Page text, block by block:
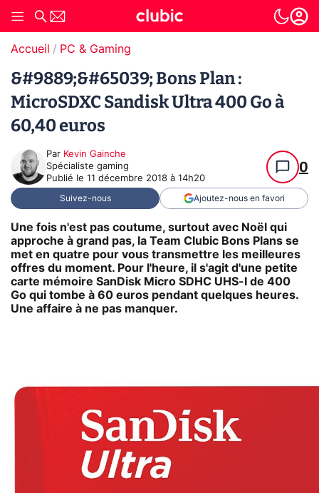
Accueil PC & Gaming
&#9889;&#65039; Bons Plan :
MicroSDXC Sandisk Ultra 400 Go à
60,40 euros
Par Kevin Gainche
Spécialiste gaming
Publié le 11 décembre 2018 à 14h20
0
Suivez-nous Ajoutez-nous en favori
Une fois n'est pas coutume, surtout avec Noël qui
approche à grand pas, la Team Clubic Bons Plans se
met en quatre pour vous transmettre les meilleures
offres du moment. Pour l'heure, il s'agit d'une petite
carte mémoire SanDisk Micro SDHC UHS-I de 400
Go qui tombe à 60 euros pendant quelques heures.
Une affaire à ne pas manquer.